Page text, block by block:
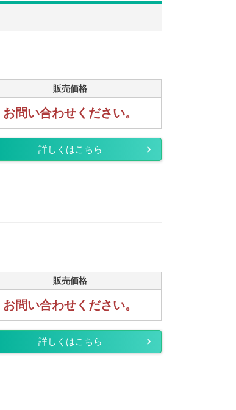
販売価格
お問い合わせください。
詳しくはこちら
販売価格
お問い合わせください。
詳しくはこちら